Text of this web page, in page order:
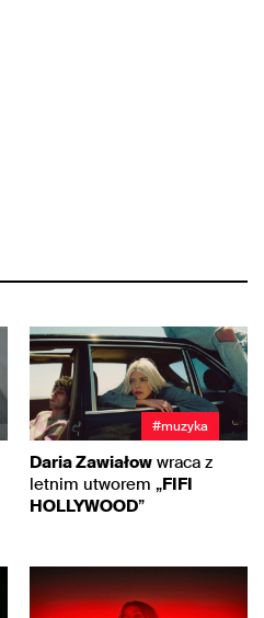
#muzyka
Daria Zawiałow wraca z
letnim utworem „FIFI
HOLLYWOOD”